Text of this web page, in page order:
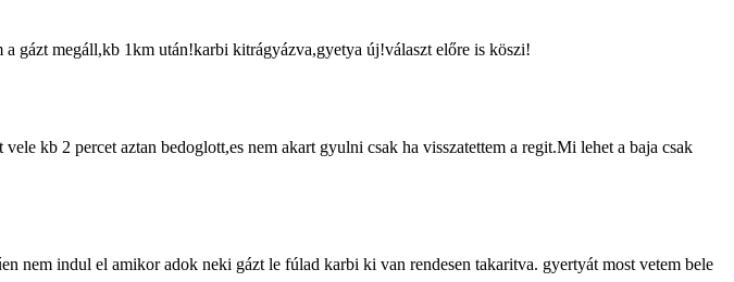
gázt megáll,kb 1km után!karbi kitrágyázva,gyetya új!választ előre is köszi!
kb 2 percet aztan bedoglott,es nem akart gyulni csak ha visszatettem a regit.Mi lehet a baja csak
nem indul el amikor adok neki gázt le fúlad karbi ki van rendesen takaritva. gyertyát most vetem bele